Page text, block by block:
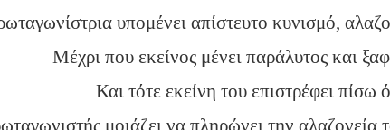
υπομένει απίστευτο κυνισμό,
Μέχρι που εκείνος μένει παράλυτος και
Και τότε εκείνη του επιστρέφει πίσω
μοιάζει να πληρώνει την αλαζονεία